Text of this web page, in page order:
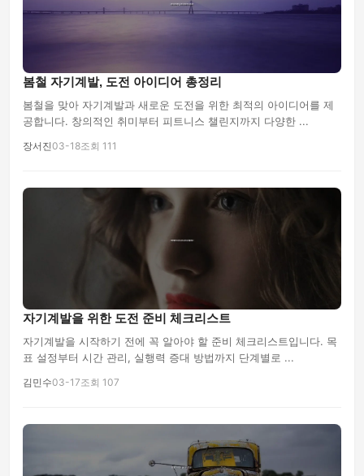
봄철 자기계발, 도전 아이디어 총정리
봄철을 맞아 자기계발과 새로운 도전을 위한 최적의 아이디어를 제
공합니다. 창의적인 취미부터 피트니스 챌린지까지 다양한 ...
장서진03-18조회 111
자기계발을 위한 도전 준비 체크리스트
자기계발을 시작하기 전에 꼭 알아야 할 준비 체크리스트입니다. 목
표 설정부터 시간 관리, 실행력 증대 방법까지 단계별로 ...
김민수03-17조회 107